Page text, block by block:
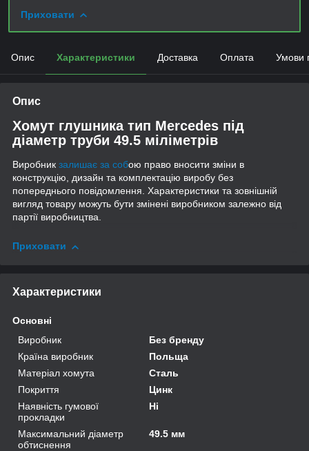
Приховати
Опис Характеристики Доставка Оплата Умови
Опис
Хомут глушника тип Mercedes під
діаметр труби 49.5 міліметрів
Виробник залишає за собою право вносити зміни в
конструкцію, дизайн та комплектацію виробу без
попереднього повідомлення. Характеристики та зовнішній
вигляд товару можуть бути змінені виробником залежно від
партії виробництва.
Приховати
Характеристики
Основні
Виробник
Без бренду
Країна виробник
Польща
Матеріал хомута
Сталь
Покриття
Цинк
Наявність гумової
прокладки
Ні
Максимальний діаметр
обтиснення
49.5 мм